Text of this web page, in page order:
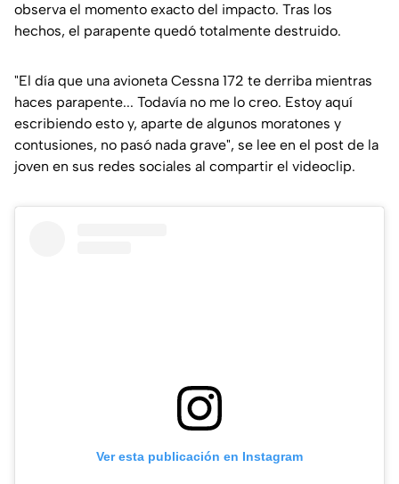
observa el momento exacto del impacto. Tras los
hechos, el parapente quedó totalmente destruido.
"El día que una avioneta Cessna 172 te derriba mientras
haces parapente... Todavía no me lo creo. Estoy aquí
escribiendo esto y, aparte de algunos moratones y
contusiones, no pasó nada grave", se lee en el post de la
joven en sus redes sociales al compartir el videoclip.
Ver esta publicación en Instagram